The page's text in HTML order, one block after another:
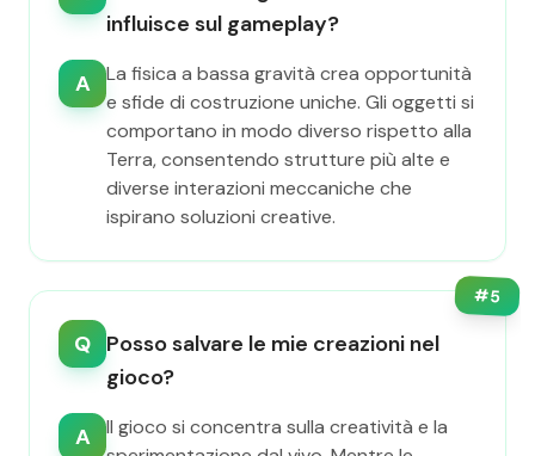
influisce sul gameplay?
A
La fisica a bassa gravità crea opportunità
e sfide di costruzione uniche. Gli oggetti si
comportano in modo diverso rispetto alla
Terra, consentendo strutture più alte e
diverse interazioni meccaniche che
ispirano soluzioni creative.
#5
Q Posso salvare le mie creazioni nel
gioco?
A
Il gioco si concentra sulla creatività e la